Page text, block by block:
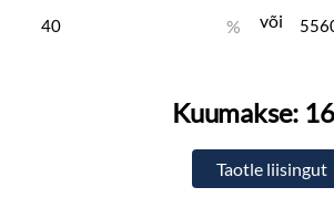
% või
Kuumakse: